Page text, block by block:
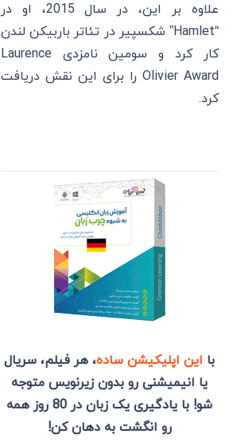
علاوه بر این، در سال 2015، او در
“Hamlet” شکسپیر در تئاتر باربیکن لندن
کار کرد و سومین نامزدی Laurence
Olivier Award را برای این نقش دریافت
کرد.
با این اپلیکیشن ساده، هر فیلم، سریال
یا انیمیشنی رو بدون زیرنویس متوجه
شو! با یادگیری یک زبان در 80 روز همه
رو انگشت به دهان کن!